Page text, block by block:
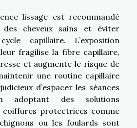
lissage est recommandé
cheveux sains et éviter
capillaire. L’exposition
fragilise la fibre capillaire,
et augmente le risque de
une routine capillaire
d’espacer les séances
adoptant des solutions
coiffures protectrices comme
ou les foulards sont